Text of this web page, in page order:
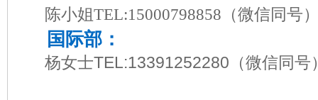
陈小姐TEL:15000798858 （微信同号
国际部：
杨女士TEL:13391252280 （微信同号